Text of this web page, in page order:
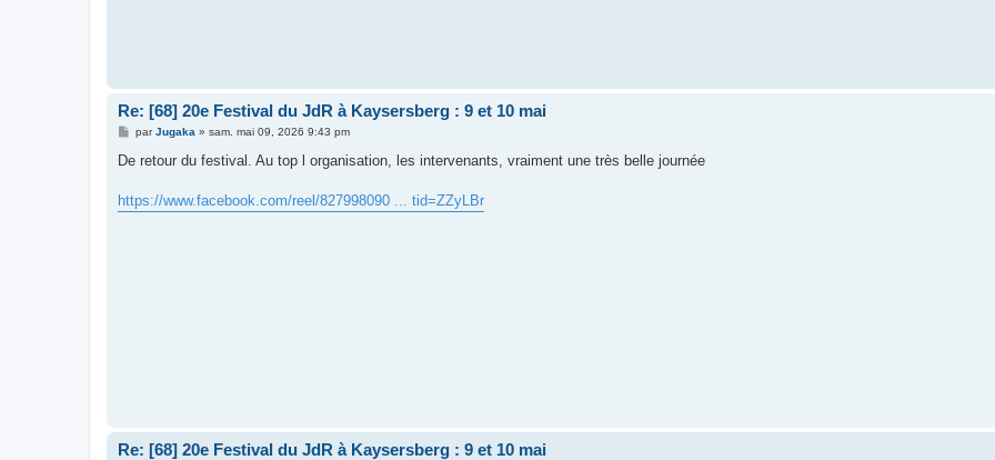
Re: [68] 20e Festival du JdR à Kaysersberg : 9 et 10 mai
M
s
g
e
parJugaka» sam. mai 09, 2026 9:43 pm
De retour du festival. Au top l organisation, les intervenants, vraiment une très belle journée
https://www.facebook.com/reel/827998090 ... tid=ZZyLBr
Re: [68] 20e Festival du JdR à Kaysersberg : 9 et 10 mai